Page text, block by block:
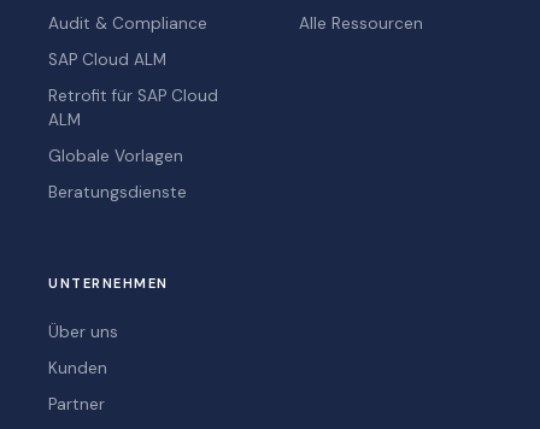
Audit & Compliance
SAP Cloud ALM
Retrofit für SAP Cloud
ALM
Globale Vorlagen
Beratungsdienste
Alle Ressourcen
UNTERNEHMEN
Über uns
Kunden
Partner